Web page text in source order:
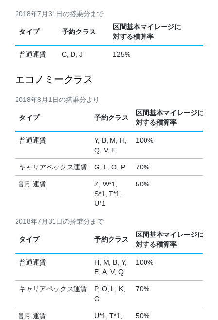
2018年7月31日の搭乗分まで
タイプ 予約クラス
区間基本マイレージに
対する積算率
普通運賃 C, D, J 125%
エコノミークラス
2018年8月1日の搭乗分より
タイプ 予約クラス
区間基本マイレージに
対する積算率
普通運賃
Y, B, M, H,
Q, V, E
100%
キャリアペックス運賃 G, L, O, P 70%
割引運賃
Z, W*1,
S*1, T*1,
U*1
50%
2018年7月31日の搭乗分まで
タイプ 予約クラス
区間基本マイレージに
対する積算率
普通運賃
H, M, B, Y,
E, A, V, Q
100%
キャリアペックス運賃
P, O, L, K,
G
70%
割引運賃
U*1, T*1,
50%